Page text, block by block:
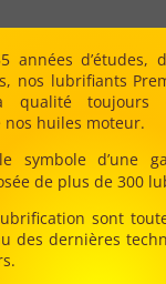
années d’études,
nos lubrifiants
qualité toujours
huiles moteur.
d’une
de plus de 300
sont
des dernières